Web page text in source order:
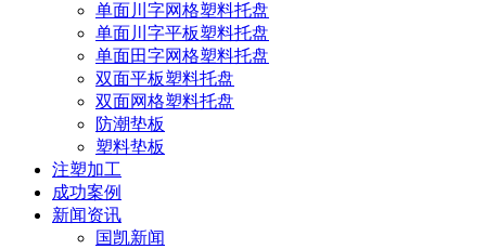
单面川字网格塑料托盘
单面川字平板塑料托盘
单面田字网格塑料托盘
双面平板塑料托盘
双面网格塑料托盘
防潮垫板
塑料垫板
注塑加工
成功案例
新闻资讯
国凯新闻